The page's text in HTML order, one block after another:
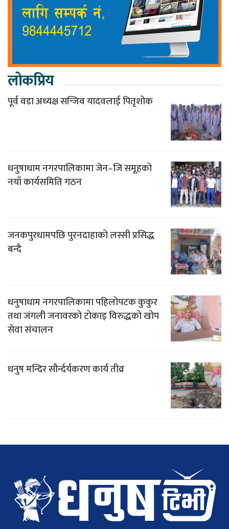
लोकप्रिय
पूर्व वडा अध्यक्ष सन्जिव यादवलाई पितृशोक
धनुषाधाम नगरपालिकामा जेन–जि समूहको
नयाँ कार्यसमिति गठन
जनकपुरधामपछि पुरनदाहाको लस्सी प्रसिद्ध
बन्दै
धनुषाधाम नगरपालिकामा पहिलोपटक कुकुर
तथा जंगली जनावरको टोकाइ विरुद्धको खोप
सेवा संचालन
धनुष मन्दिर सौर्न्दर्यकरण कार्य तीव्र